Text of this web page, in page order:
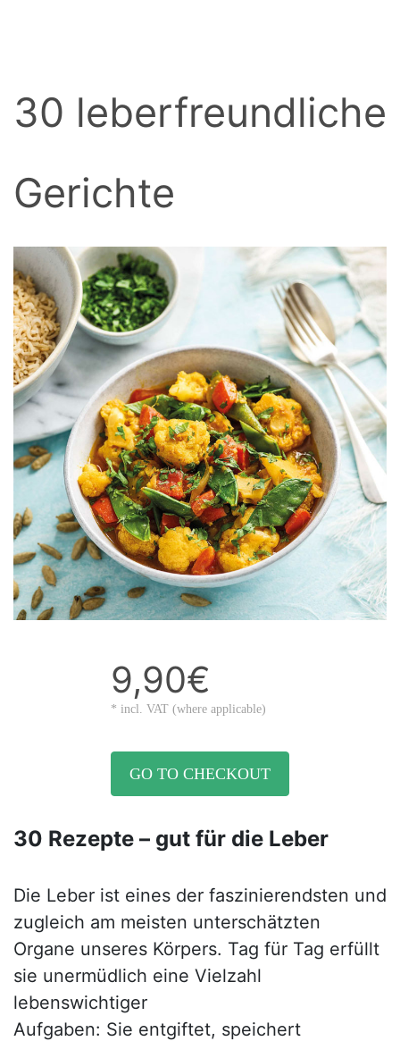
30 leberfreundliche
Gerichte
9,90€
* incl. VAT (where applicable)
GO TO CHECKOUT
30 Rezepte – gut für die Leber
Die Leber ist eines der faszinierendsten und
zugleich am meisten unterschätzten
Organe unseres Körpers. Tag für Tag erfüllt
sie unermüdlich eine Vielzahl
lebenswichtiger
Aufgaben: Sie entgiftet, speichert